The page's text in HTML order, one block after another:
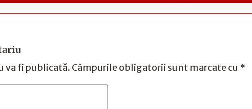
va fi publicată. Câmpurile obligatorii sunt marcate cu *